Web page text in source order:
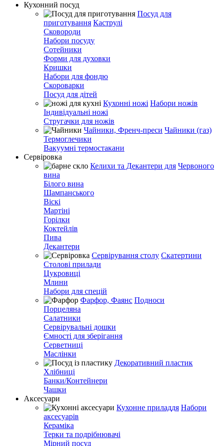
Кухонний посуд
Посуд для
приготування Каструлі
Сковороди
Набори посуду
Сотейники
Форми для духовки
Кришки
Набори для фондю
Скороварки
Посуд для дітей
Кухонні ножі Набори ножів
Індивідуальні ножі
Стругачки для ножів
Чайники, Френч-преси Чайники (газ)
Термоглечики
Вакуумні термостакани
Сервіровка
Келихи та Декантери для Червоного
вина
Білого вина
Шампанського
Віскі
Мартіні
Горілки
Коктейлів
Пива
Декантери
Сервірування столу Скатертини
Столові прилади
Цукровиці
Млини
Набори для спецій
Фарфор, Фаянс Подноси
Порцеляна
Салатники
Сервірувальні дошки
Ємності для зберігання
Серветниці
Маслінки
Декоративний пластик
Хлібниці
Банки/Контейнери
Чашки
Аксесуари
Кухонне приладдя Набори
аксесуарів
Кераміка
Терки та подрібнювачі
Мірний посуд